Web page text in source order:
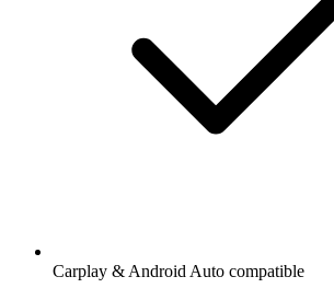
Carplay & Android Auto compatible